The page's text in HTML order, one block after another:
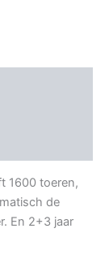
1600 toeren,
de
En 2+3 jaar